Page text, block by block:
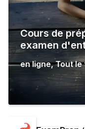
Cours de
examen
en ligne,Tout le